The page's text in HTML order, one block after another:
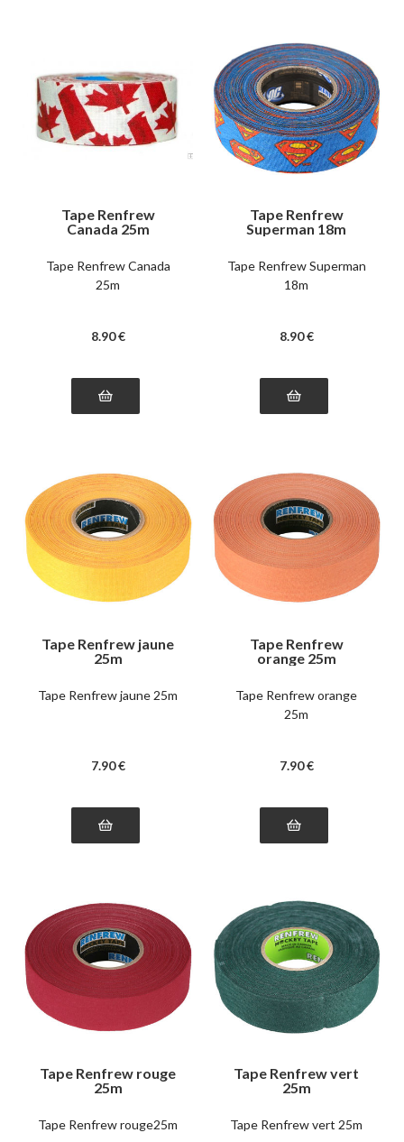
Tape Renfrew
Canada 25m
Tape Renfrew Canada
25m
8.90 €
Tape Renfrew
Superman 18m
Tape Renfrew Superman
18m
8.90 €
Tape Renfrew jaune
25m
Tape Renfrew jaune 25m
7.90 €
Tape Renfrew
orange 25m
Tape Renfrew orange
25m
7.90 €
Tape Renfrew rouge
25m
Tape Renfrew rouge25m
Tape Renfrew vert
25m
Tape Renfrew vert 25m